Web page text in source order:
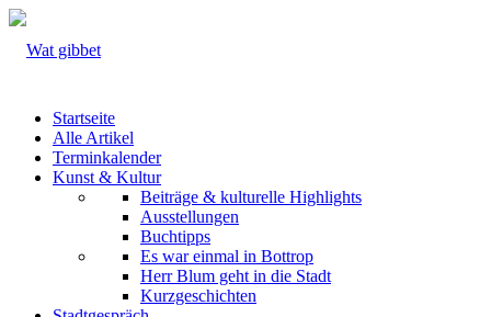
Startseite
Alle Artikel
Terminkalender
Kunst & Kultur
Beiträge & kulturelle Highlights
Ausstellungen
Buchtipps
Es war einmal in Bottrop
Herr Blum geht in die Stadt
Kurzgeschichten